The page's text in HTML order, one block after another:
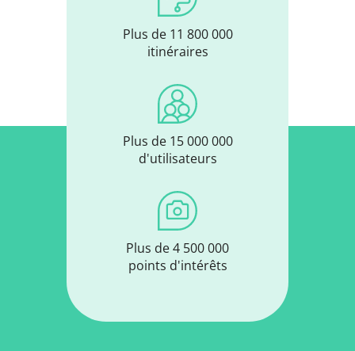
Plus de 11 800 000
itinéraires
Plus de 15 000 000
d'utilisateurs
Plus de 4 500 000
points d'intérêts